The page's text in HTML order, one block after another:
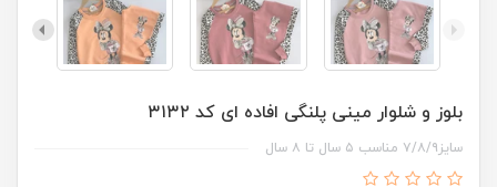
بلوز و شلوار مینی پلنگی افاده ای کد ۳۱۳۲
سایز۷/۸/۹ مناسب ۵ سال تا ۸ سال